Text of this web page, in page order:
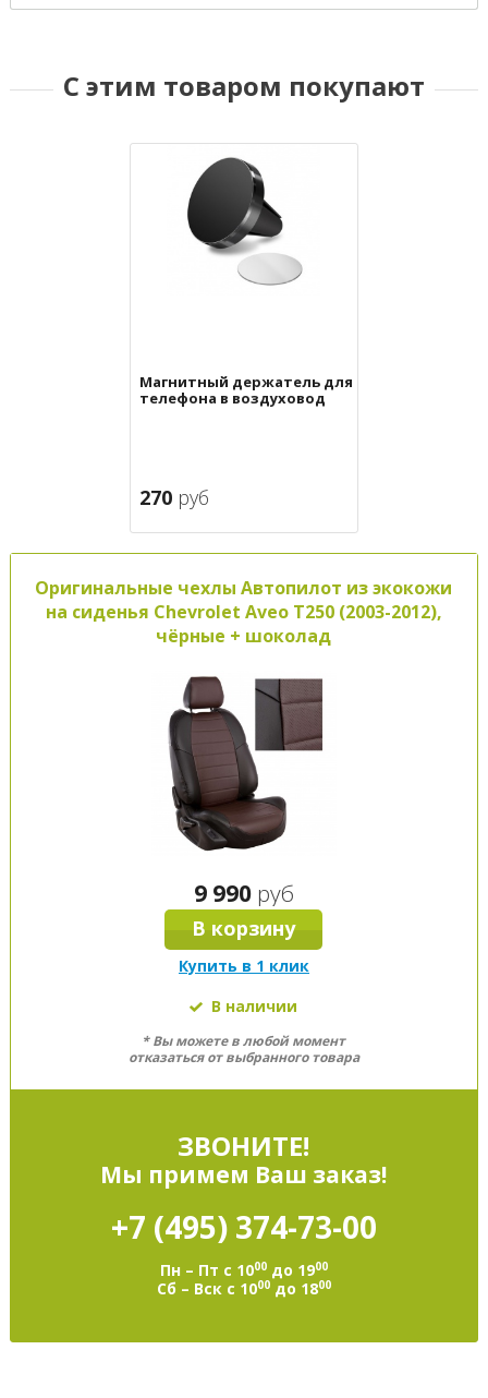
С этим товаром покупают
Магнитный держатель для
телефона в воздуховод
270 руб
Оригинальные чехлы Автопилот из экокожи
на сиденья Chevrolet Aveo T250 (2003-2012),
чёрные + шоколад
9 990 руб
В корзину
Купить в 1 клик
В наличии
* Вы можете в любой момент
отказаться от выбранного товара
ЗВОНИТЕ!
Мы примем Ваш заказ!
+7 (495) 374-73-00
Пн – Пт с 1000до 1900
Сб – Вск с 1000до 1800